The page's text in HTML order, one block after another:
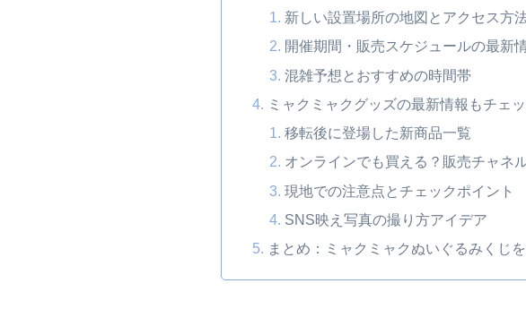
新しい設置場所の地図とアクセス方
開催期間・販売スケジュールの最新
混雑予想とおすすめの時間帯
ミャクミャクグッズの最新情報もチェッ
移転後に登場した新商品一覧
オンラインでも買える？販売チャネ
現地での注意点とチェックポイント
SNS映え写真の撮り方アイデア
まとめ：ミャクミャクぬいぐるみくじ